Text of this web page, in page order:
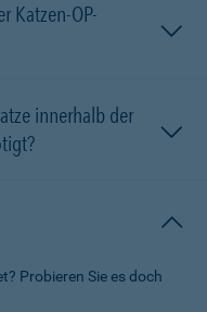
Katzen-OP-
innerhalb der
Probieren Sie es doch